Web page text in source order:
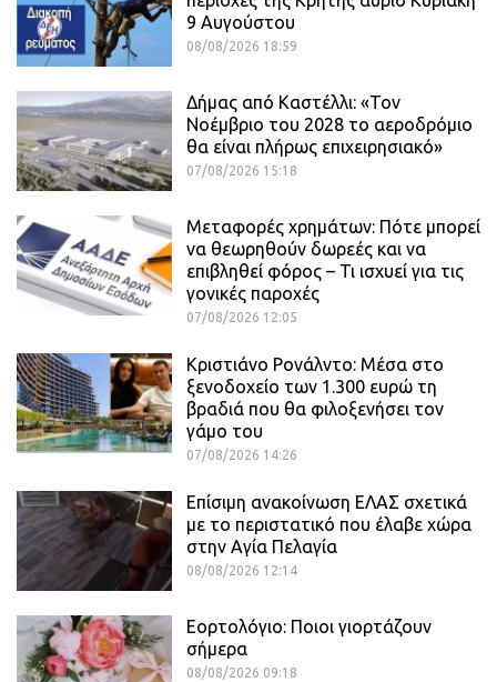
9 Αυγούστου
08/08/2026 18:59
Δήμας από Καστέλλι: «Τον
Νοέμβριο του 2028 το αεροδρόμιο
θα είναι πλήρως επιχειρησιακό»
07/08/2026 15:18
Μεταφορές χρημάτων: Πότε μπορεί
να θεωρηθούν δωρεές και να
επιβληθεί φόρος – Τι ισχυεί για τις
γονικές παροχές
07/08/2026 12:05
Κριστιάνο Ρονάλντο: Μέσα στο
ξενοδοχείο των 1.300 ευρώ τη
βραδιά που θα φιλοξενήσει τον
γάμο του
07/08/2026 14:26
Επίσιμη ανακοίνωση ΕΛΑΣ σχετικά
με το περιστατικό που έλαβε χώρα
στην Αγία Πελαγία
08/08/2026 12:14
Εορτολόγιο: Ποιοι γιορτάζουν
σήμερα
08/08/2026 09:18